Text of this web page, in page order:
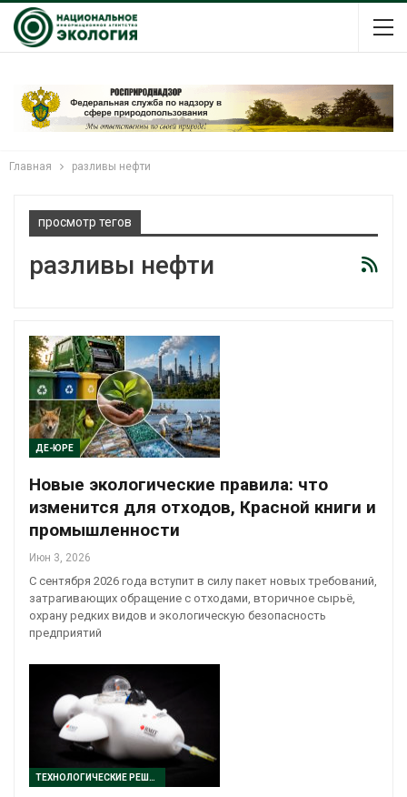
Главная разливы нефти
просмотр тегов
разливы нефти
ДЕ-ЮРЕ
Новые экологические правила: что
изменится для отходов, Красной книги и
промышленности
Июн 3, 2026
С сентября 2026 года вступит в силу пакет новых требований,
затрагивающих обращение с отходами, вторичное сырьё,
охрану редких видов и экологическую безопасность
предприятий
ТЕХНОЛОГИЧЕСКИЕ РЕШЕНИЯ